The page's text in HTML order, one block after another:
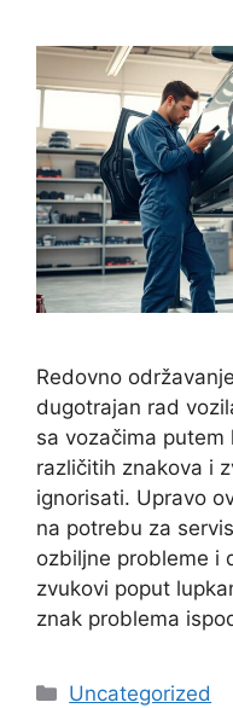
Redovno
dugotrajan rad
sa vozačima
različitih znakova i
ignorisati. Upravo
na potrebu za
ozbiljne probleme i
zvukovi poput
znak problema
Categories
Uncategorized